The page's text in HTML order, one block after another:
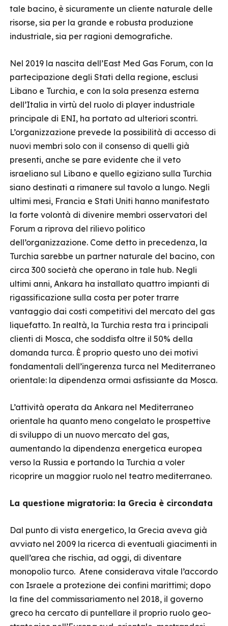
tale bacino, è sicuramente un cliente naturale delle
risorse, sia per la grande e robusta produzione
industriale, sia per ragioni demografiche.
Nel 2019 la nascita dell’East Med Gas Forum, con la
partecipazione degli Stati della regione, esclusi
Libano e Turchia, e con la sola presenza esterna
dell’Italia in virtù del ruolo di player industriale
principale di ENI, ha portato ad ulteriori scontri.
L’organizzazione prevede la possibilità di accesso di
nuovi membri solo con il consenso di quelli già
presenti, anche se pare evidente che il veto
israeliano sul Libano e quello egiziano sulla Turchia
siano destinati a rimanere sul tavolo a lungo. Negli
ultimi mesi, Francia e Stati Uniti hanno manifestato
la forte volontà di divenire membri osservatori del
Forum a riprova del rilievo politico
dell’organizzazione. Come detto in precedenza, la
Turchia sarebbe un partner naturale del bacino, con
circa 300 società che operano in tale hub. Negli
ultimi anni, Ankara ha installato quattro impianti di
rigassificazione sulla costa per poter trarre
vantaggio dai costi competitivi del mercato del gas
liquefatto. In realtà, la Turchia resta tra i principali
clienti di Mosca, che soddisfa oltre il 50% della
domanda turca. È proprio questo uno dei motivi
fondamentali dell’ingerenza turca nel Mediterraneo
orientale: la dipendenza ormai asfissiante da Mosca.
L’attività operata da Ankara nel Mediterraneo
orientale ha quanto meno congelato le prospettive
di sviluppo di un nuovo mercato del gas,
aumentando la dipendenza energetica europea
verso la Russia e portando la Turchia a voler
ricoprire un maggior ruolo nel teatro mediterraneo.
La questione migratoria: la Grecia è circondata
Dal punto di vista energetico, la Grecia aveva già
avviato nel 2009 la ricerca di eventuali giacimenti in
quell’area che rischia, ad oggi, di diventare
monopolio turco. Atene considerava vitale l’accordo
con Israele a protezione dei confini marittimi; dopo
la fine del commissariamento nel 2018, il governo
greco ha cercato di puntellare il proprio ruolo geo-